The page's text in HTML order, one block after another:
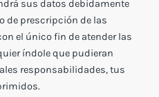
sus datos debidamente
de prescripción de las
el único fin de atender las
índole que pudieran
responsabilidades, tus